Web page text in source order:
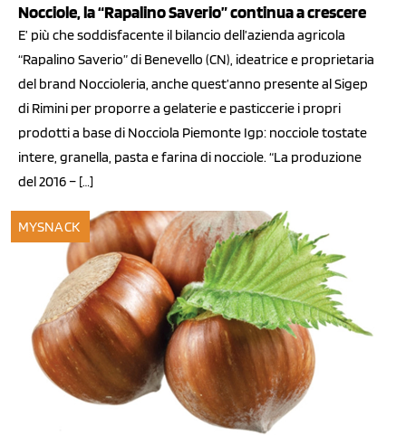
Nocciole, la “Rapalino Saverio” continua a crescere
E’ più che soddisfacente il bilancio dell’azienda agricola
“Rapalino Saverio” di Benevello (CN), ideatrice e proprietaria
del brand Noccioleria, anche quest’anno presente al Sigep
di Rimini per proporre a gelaterie e pasticcerie i propri
prodotti a base di Nocciola Piemonte Igp: nocciole tostate
intere, granella, pasta e farina di nocciole. “La produzione
del 2016 – […]
MYSNACK